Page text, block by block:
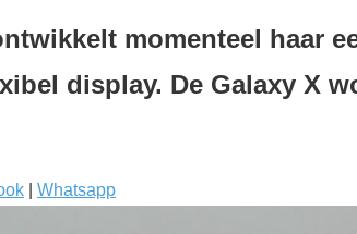
momenteel haar
display. De Galaxy X
Whatsapp